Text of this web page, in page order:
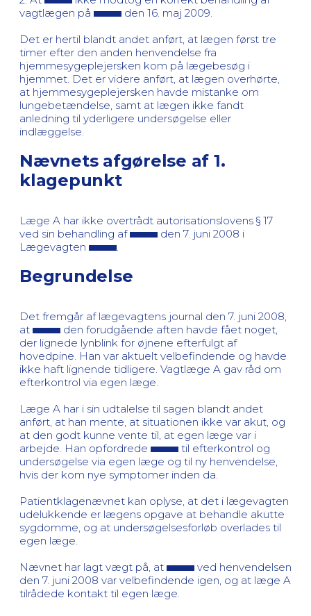
vagtlægen på
den 16. maj 2009.
Det er hertil blandt andet anført, at lægen først tre
timer efter den anden henvendelse fra
hjemmesygeplejersken kom på lægebesøg i
hjemmet. Det er videre anført, at lægen overhørte,
at hjemmesygeplejersken havde mistanke om
lungebetændelse, samt at lægen ikke fandt
anledning til yderligere undersøgelse eller
indlæggelse.
Nævnets afgørelse af 1.
klagepunkt
Læge A har ikke overtrådt autorisationslovens § 17
ved sin behandling af
den 7. juni 2008 i
Lægevagten
Begrundelse
Det fremgår af lægevagtens journal den 7. juni 2008,
at
den forudgående aften havde fået noget,
der lignede lynblink for øjnene efterfulgt af
hovedpine. Han var aktuelt velbefindende og havde
ikke haft lignende tidligere. Vagtlæge A gav råd om
efterkontrol via egen læge.
Læge A har i sin udtalelse til sagen blandt andet
anført, at han mente, at situationen ikke var akut, og
at den godt kunne vente til, at egen læge var i
arbejde. Han opfordrede
til efterkontrol og
undersøgelse via egen læge og til ny henvendelse,
hvis der kom nye symptomer inden da.
Patientklagenævnet kan oplyse, at det i lægevagten
udelukkende er lægens opgave at behandle akutte
sygdomme, og at undersøgelsesforløb overlades til
egen læge.
Nævnet har lagt vægt på, at
ved henvendelsen
den 7. juni 2008 var velbefindende igen, og at læge A
tilrådede kontakt til egen læge.